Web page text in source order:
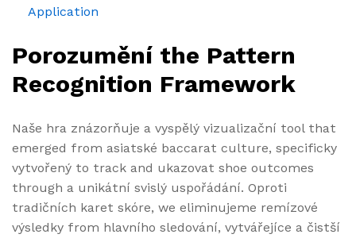
Application
Porozumění the Pattern
Recognition Framework
Naše hra znázorňuje a vyspělý vizualizační tool that
emerged from asiatské baccarat culture, specificky
vytvořený to track and ukazovat shoe outcomes
through a unikátní svislý uspořádání. Oproti
tradičních karet skóre, we eliminujeme remízové
výsledky from hlavního sledování, vytvářejíce a čistší